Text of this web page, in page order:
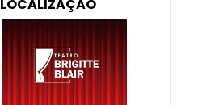
LOCALIZAÇÃO